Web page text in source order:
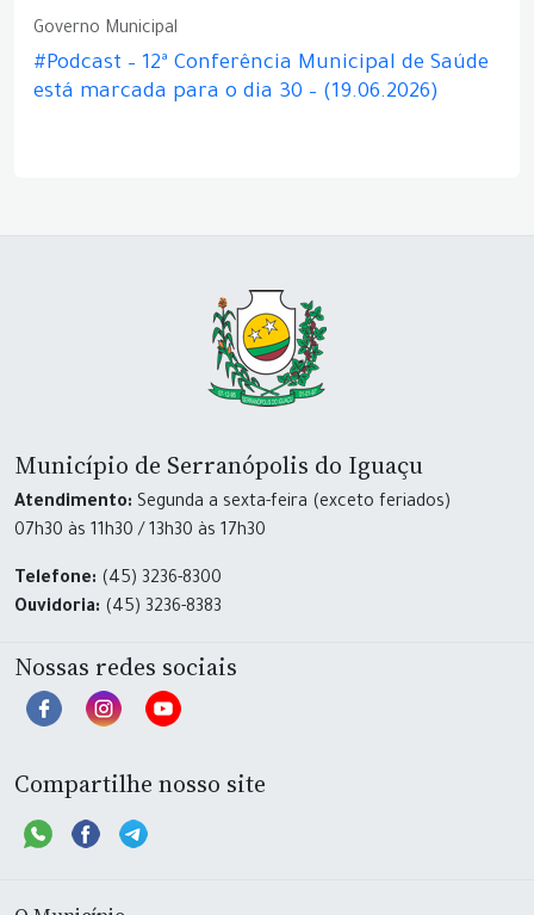
Governo Municipal
#Podcast – 12ª Conferência Municipal de Saúde
está marcada para o dia 30 – (19.06.2026)
Município de Serranópolis do Iguaçu
Atendimento: Segunda a sexta-feira (exceto feriados)
07h30 às 11h30 / 13h30 às 17h30
Telefone: (45) 3236-8300
Ouvidoria: (45) 3236-8383
Nossas redes sociais
Compartilhe nosso site